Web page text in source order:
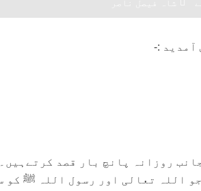
شاہ فیصل ناصر
آمدید :-
روزانہ پانچ بار قصد
اللہ تعالی اور رسول اللہ ﷺ کو